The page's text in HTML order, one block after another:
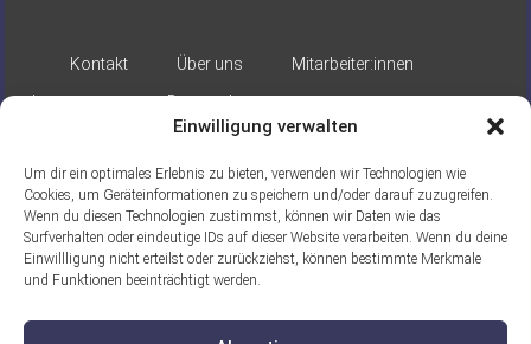
Einwilligung verwalten
Um dir ein optimales Erlebnis zu bieten, verwenden wir Technologien wie
Cookies, um Geräteinformationen zu speichern und/oder darauf zuzugreifen.
Wenn du diesen Technologien zustimmst, können wir Daten wie das
Surfverhalten oder eindeutige IDs auf dieser Website verarbeiten. Wenn du deine
Einwillligung nicht erteilst oder zurückziehst, können bestimmte Merkmale
und Funktionen beeinträchtigt werden.
Kontakt Über uns
Mitarbeiter:innen
Impressum
Datenschutz
Gefördert durch: